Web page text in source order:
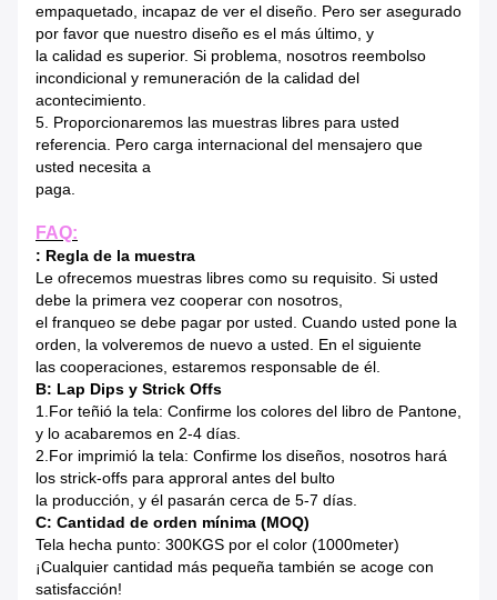
empaquetado, incapaz de ver el diseño. Pero ser asegurado
por favor que nuestro diseño es el más último, y
la calidad es superior. Si problema, nosotros reembolso
incondicional y remuneración de la calidad del
acontecimiento.
5. Proporcionaremos las muestras libres para usted
referencia. Pero carga internacional del mensajero que
usted necesita a
paga.
FAQ:
: Regla de la muestra
Le ofrecemos muestras libres como su requisito. Si usted
debe la primera vez cooperar con nosotros,
el franqueo se debe pagar por usted. Cuando usted pone la
orden, la volveremos de nuevo a usted. En el siguiente
las cooperaciones, estaremos responsable de él.
B: Lap Dips y Strick Offs
1.For teñió la tela: Confirme los colores del libro de Pantone,
y lo acabaremos en 2-4 días.
2.For imprimió la tela: Confirme los diseños, nosotros hará
los strick-offs para approral antes del bulto
la producción, y él pasarán cerca de 5-7 días.
C: Cantidad de orden mínima (MOQ)
Tela hecha punto: 300KGS por el color (1000meter)
¡Cualquier cantidad más pequeña también se acoge con
satisfacción!